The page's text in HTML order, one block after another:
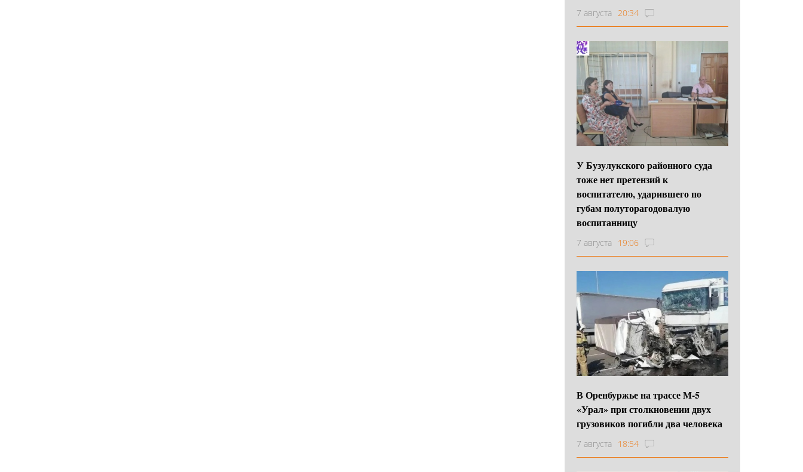
7 августа 20:34
У Бузулукского районного суда
тоже нет претензий к
воспитателю, ударившего по
губам полуторагодовалую
воспитанницу
7 августа 19:06
В Оренбуржье на трассе М-5
«Урал» при столкновении двух
грузовиков погибли два человека
7 августа 18:54